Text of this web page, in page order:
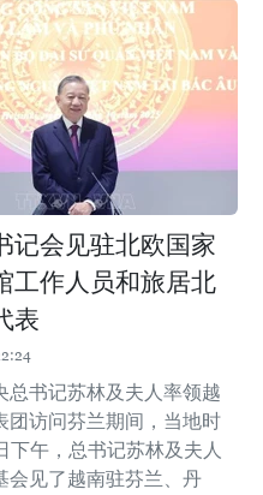
记会见驻北欧国家
工作人员和旅居北
表
总书记苏林及夫人率领越
团访问芬兰期间，当地时
下午，总书记苏林及夫人
会见了越南驻芬兰、丹